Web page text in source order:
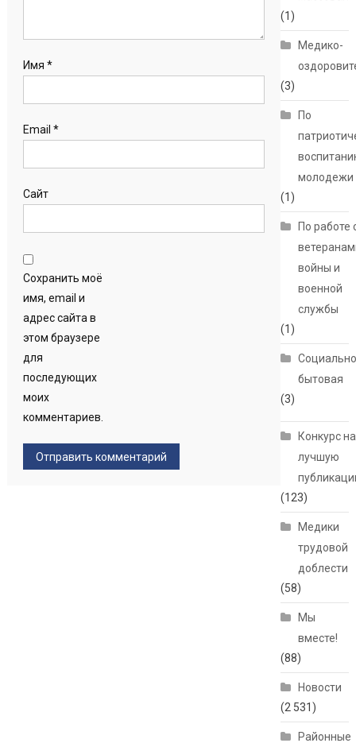
Имя *
Email *
Сайт
Сохранить моё
имя, email и
адрес сайта в
этом браузере
для
последующих
моих
комментариев.
(1)
Медико-
(3)
По
молодежи
(1)
По работе
войны и
военной
службы
(1)
бытовая
(3)
Конкурс на
лучшую
(123)
Медики
трудовой
доблести
(58)
Мы
вместе!
(88)
Новости
(2 531)
Районные